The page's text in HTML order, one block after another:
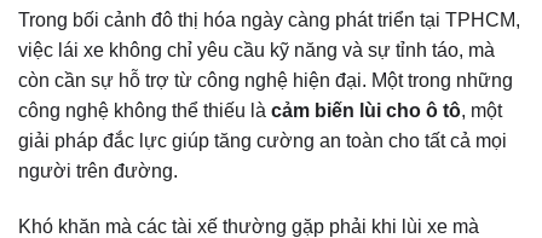
Trong bối cảnh đô thị hóa ngày càng phát triển tại TPHCM,
việc lái xe không chỉ yêu cầu kỹ năng và sự tỉnh táo, mà
còn cần sự hỗ trợ từ công nghệ hiện đại. Một trong những
công nghệ không thể thiếu là cảm biến lùi cho ô tô, một
giải pháp đắc lực giúp tăng cường an toàn cho tất cả mọi
người trên đường.
Khó khăn mà các tài xế thường gặp phải khi lùi xe mà